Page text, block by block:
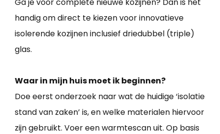
handig om direct te kiezen voor innovatieve
isolerende kozijnen inclusief driedubbel (triple)
glas.
Waar in mijn huis moet ik beginnen?
Doe eerst onderzoek naar wat de huidige ‘isolatie
stand van zaken’ is, en welke materialen hiervoor
zijn gebruikt. Voer een warmtescan uit. Op basis